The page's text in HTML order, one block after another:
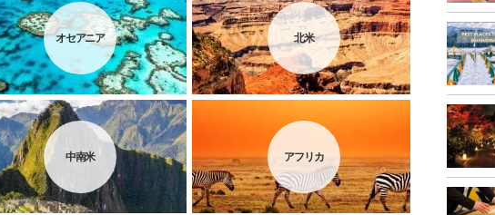
オセアニア 北米
中南米 アフリカ